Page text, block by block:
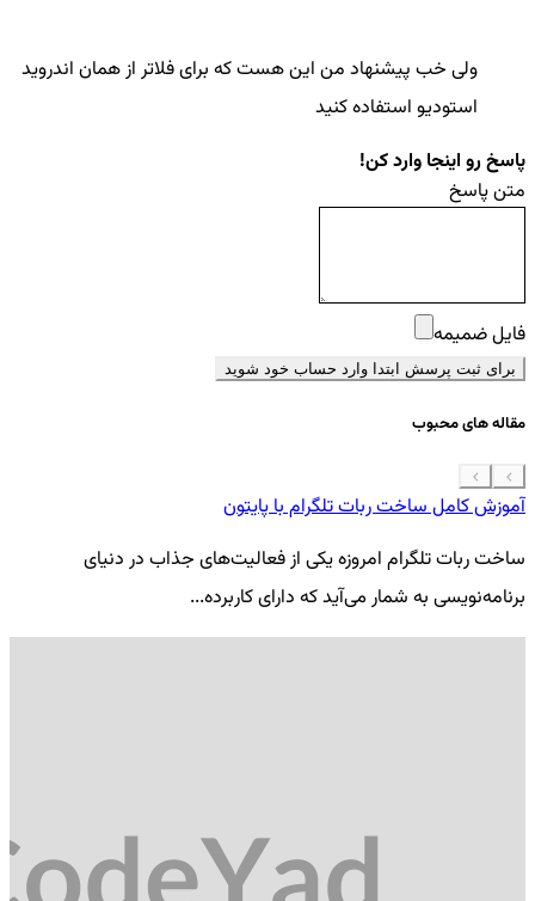
ولی خب پیشنهاد من این هست که برای فلاتر از همان اندروید
استودیو استفاده کنید
پاسخ رو اینجا وارد کن!
متن پاسخ
فایل ضمیمه
برای ثبت پرسش ابتدا وارد حساب خود شوید
مقاله های محبوب
آموزش کامل ساخت ربات تلگرام با پایتون
ساخت ربات تلگرام امروزه یکی از فعالیت‌های جذاب در دنیای
برنامه‌نویسی به شمار می‌آید که دارای کاربرده...